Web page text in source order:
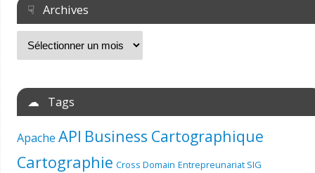
☟ Archives
☁ Tags
Apache API Business Cartographique
Cartographie Cross Domain Entrepreunariat SIG